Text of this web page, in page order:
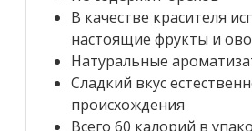
В качестве красителя
настоящие фрукты и
Натуральные
Сладкий вкус
происхождения
Всего 60 калорий в